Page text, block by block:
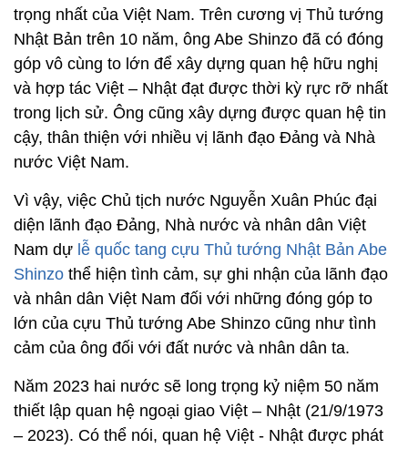
trọng nhất của Việt Nam. Trên cương vị Thủ tướng
Nhật Bản trên 10 năm, ông Abe Shinzo đã có đóng
góp vô cùng to lớn để xây dựng quan hệ hữu nghị
và hợp tác Việt – Nhật đạt được thời kỳ rực rỡ nhất
trong lịch sử. Ông cũng xây dựng được quan hệ tin
cậy, thân thiện với nhiều vị lãnh đạo Đảng và Nhà
nước Việt Nam.
Vì vậy, việc Chủ tịch nước Nguyễn Xuân Phúc đại
diện lãnh đạo Đảng, Nhà nước và nhân dân Việt
Nam dự lễ quốc tang cựu Thủ tướng Nhật Bản Abe
Shinzo thể hiện tình cảm, sự ghi nhận của lãnh đạo
và nhân dân Việt Nam đối với những đóng góp to
lớn của cựu Thủ tướng Abe Shinzo cũng như tình
cảm của ông đối với đất nước và nhân dân ta.
Năm 2023 hai nước sẽ long trọng kỷ niệm 50 năm
thiết lập quan hệ ngoại giao Việt – Nhật (21/9/1973
– 2023). Có thể nói, quan hệ Việt - Nhật được phát